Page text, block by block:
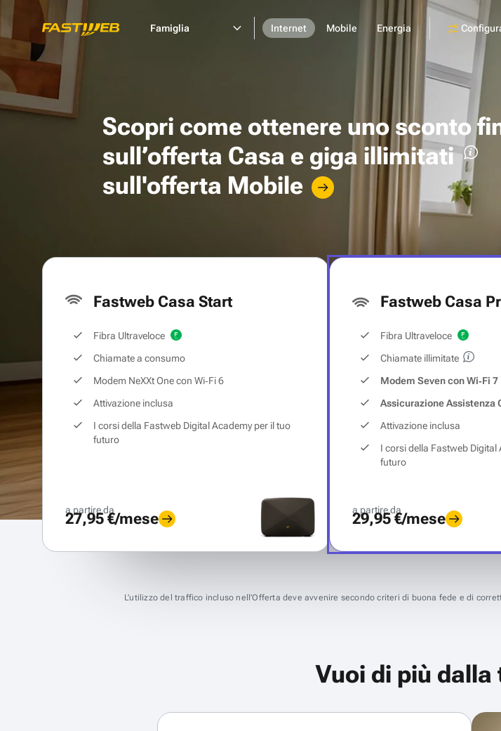
Famiglia Internet Mobile Energia
Scopri come ottenere unosconto
sull’offerta Casa e giga illimitati
sull'offerta Mobile
Fastweb Casa Start
Fibra Ultraveloce
Chiamate a consumo
Modem NeXXt One con Wi‑Fi 6
Attivazione inclusa
I corsi della Fastweb Digital Academy per il tuo
futuro
a partire da
27,95 €/mese
Fastweb Casa
Fibra Ultraveloce
Chiamate illimitate
Modem Seven con Wi‑Fi 7
Assicurazione Assistenza
Attivazione inclusa
I corsi della Fastweb Digital
futuro
a partire da
29,95 €/mese
L’utilizzo del traffico incluso nell’Offerta deve avvenire secondo criteri di buona fede e di
Vuoi di più